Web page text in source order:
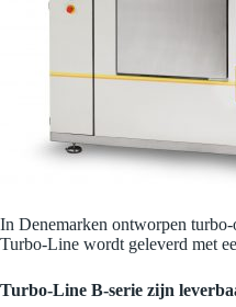
In Denemarken ontworpen
Turbo-Line wordt geleverd met
Turbo-Line B-serie zijn